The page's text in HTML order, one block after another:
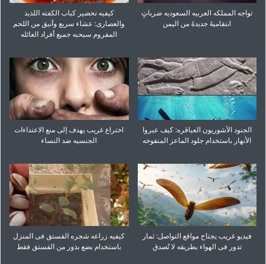
تواجه المملکه العربیه السعودیه ضرباتٍ
انتقامیهً جدیدهً من الیمن
کیفیه تحضیر کباب الکفته اللذیذ
والعصاری: عشاء سریع وأنیق من اللحم
المفروم سیحبه جمیع أفراد العائله
الجنود الآشوریون العباقره: کیف عبروا
الأنهار باستخدام جلود الماعز المنفوخه
اختراع غریب یهدف إلى منع الاعتداءات
الجنسیه ضد النساء
فیدیو غریب یجتاح مواقع التواصل: ثمار
تدور فی الهواء بطریقه لا تُصدق
کیفیه زراعه شجره الفستق فی المنزل
باستخدام بضع بذور من الفستق فقط